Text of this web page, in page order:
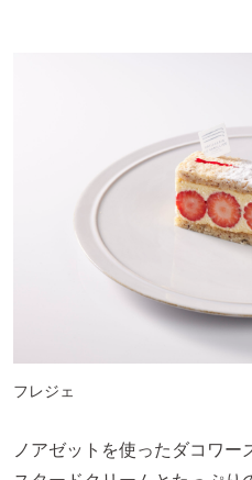
フレジェ
ノアゼットを使ったダコワ